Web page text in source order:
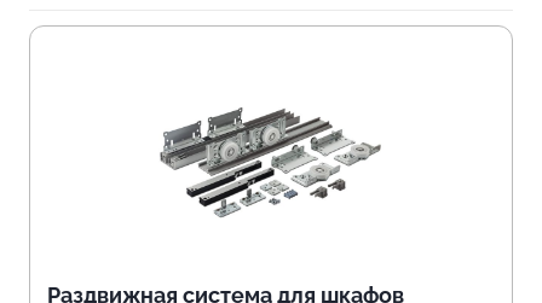
Раздвижная система для шкафов